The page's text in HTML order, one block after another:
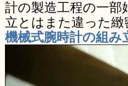
計の製造工程の一部
立とはまた違った
機械式腕時計の組み